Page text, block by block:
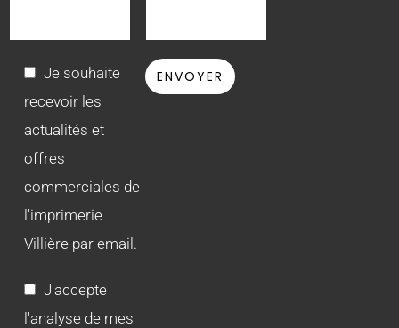
Je souhaite
recevoir les
actualités et
offres
commerciales de
l'imprimerie
Villière par email.
J'accepte
l'analyse de mes